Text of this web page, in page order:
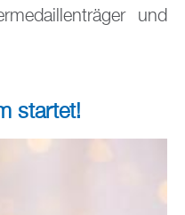
und
startet!